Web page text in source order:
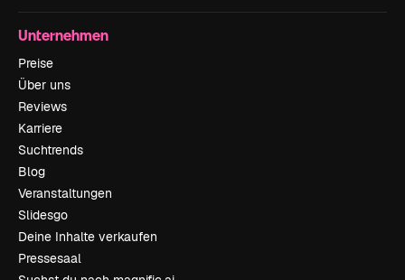
Unternehmen
Preise
Über uns
Reviews
Karriere
Suchtrends
Blog
Veranstaltungen
Slidesgo
Deine Inhalte verkaufen
Pressesaal